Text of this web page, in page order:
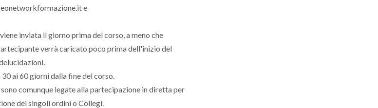
e
inviata il giorno prima del corso, a meno che
verrà caricato poco prima dell'inizio del
ai 60 giorni dalla fine del corso.
comunque legate alla partecipazione in diretta per
dei singoli ordini o Collegi.